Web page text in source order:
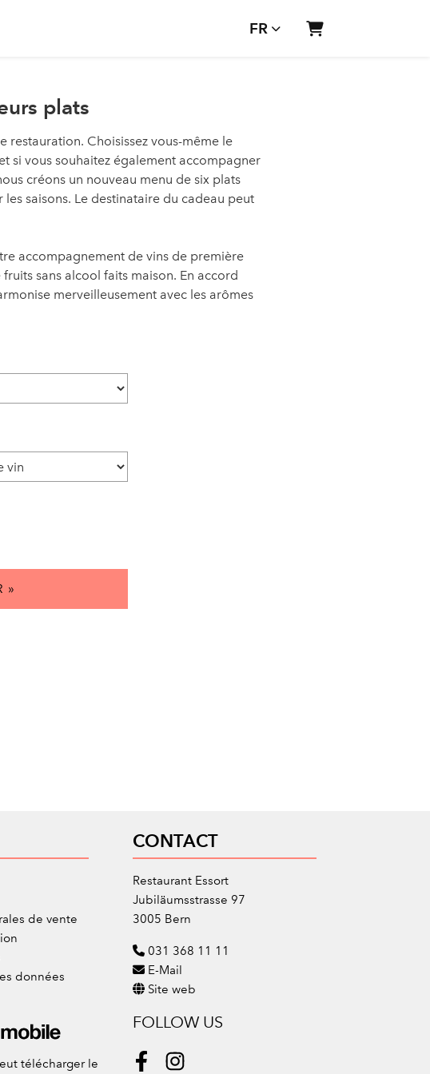
FR
Panier
plats
restauration. Choisissez vous-même le
si vous souhaitez également accompagner
créons un nouveau menu de six plats
saisons. Le destinataire du cadeau peut
accompagnement de vins de première
sans alcool faits maison. En accord
merveilleusement avec les arômes
»
de vente
données
télécharger le
CONTACT
Restaurant Essort
Jubiläumsstrasse 97
3005 Bern
031 368 11 11
E-Mail
Site web
FOLLOW US
FacebookInstagram